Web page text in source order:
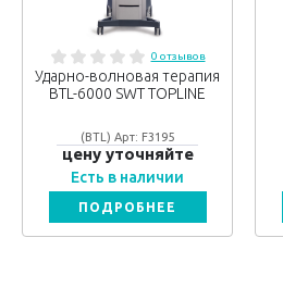
0 отзывов
Ударно-волновая терапия
BTL-6000 SWT TOPLINE
(BTL) Арт: F3195
цену уточняйте
Есть в наличии
ПОДРОБНЕЕ